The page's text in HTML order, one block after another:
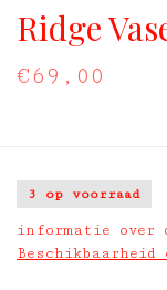
Ridge
€69,00
3 op voorraad
informatie over
Beschikbaarheid